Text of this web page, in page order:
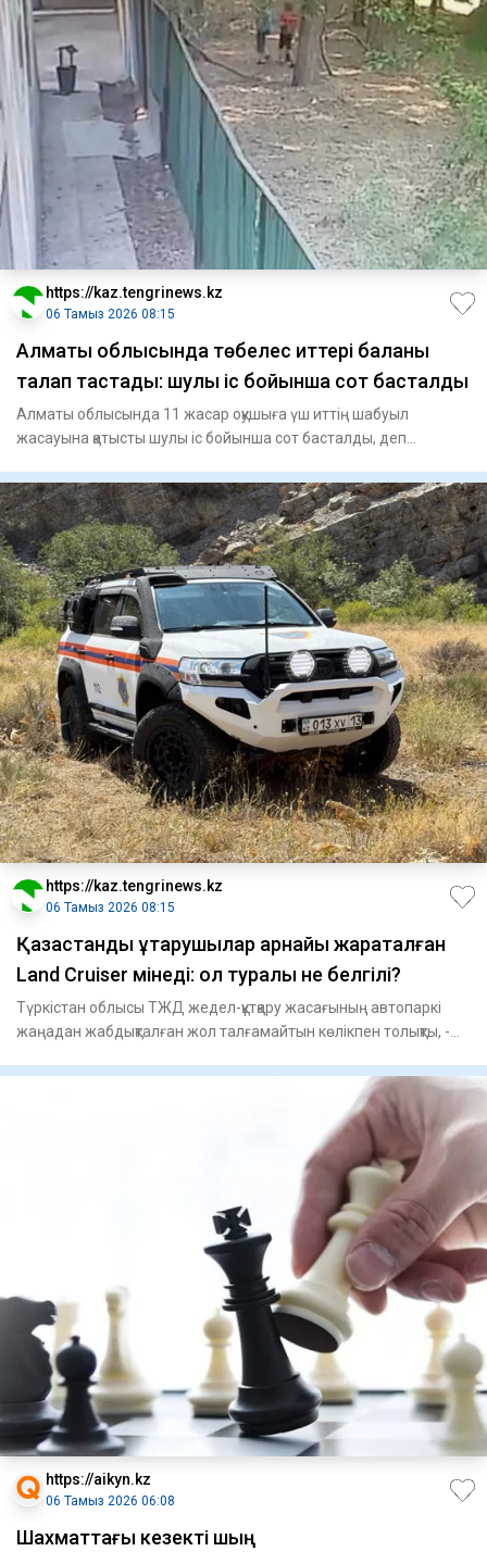
https://kaz.tengrinews.kz
06 Тамыз 2026 08:15
Алматы облысында төбелес иттері баланы
талап тастады: шулы іс бойынша сот басталды
Алматы облысында 11 жасар оқушыға үш иттің шабуыл
жасауына қатысты шулы іс бойынша сот басталды, деп
https://kaz.tengrinews.kz
06 Тамыз 2026 08:15
Қазақстандық құтқарушылар арнайы жарақталған
Land Cruiser мінеді: ол туралы не белгілі?
Түркістан облысы ТЖД жедел-құтқару жасағының автопаркі
жаңадан жабдықталған жол талғамайтын көлікпен толықты, -
https://aikyn.kz
06 Тамыз 2026 06:08
Шахматтағы кезекті шың